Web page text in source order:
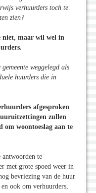
verhuurders toch te
zien?
niet, maar wil wel in
weggelegd als
huurders die in
afgesproken
zullen
om woontoeslag aan te
antwoorden te
met grote spoed weer in
bevriezing van de huur
ook om verhuurders,